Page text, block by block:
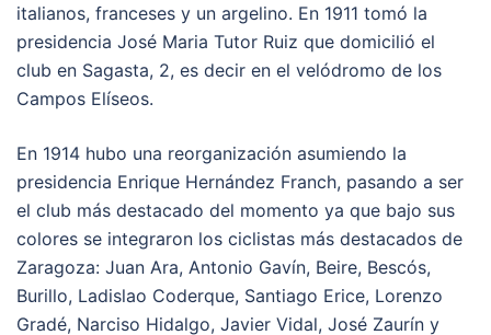
italianos, franceses y un argelino. En 1911 tomó la
presidencia José Maria Tutor Ruiz que domicilió el
club en Sagasta, 2, es decir en el velódromo de los
Campos Elíseos.
En 1914 hubo una reorganización asumiendo la
presidencia Enrique Hernández Franch, pasando a ser
el club más destacado del momento ya que bajo sus
colores se integraron los ciclistas más destacados de
Zaragoza: Juan Ara, Antonio Gavín, Beire, Bescós,
Burillo, Ladislao Coderque, Santiago Erice, Lorenzo
Gradé, Narciso Hidalgo, Javier Vidal, José Zaurín y